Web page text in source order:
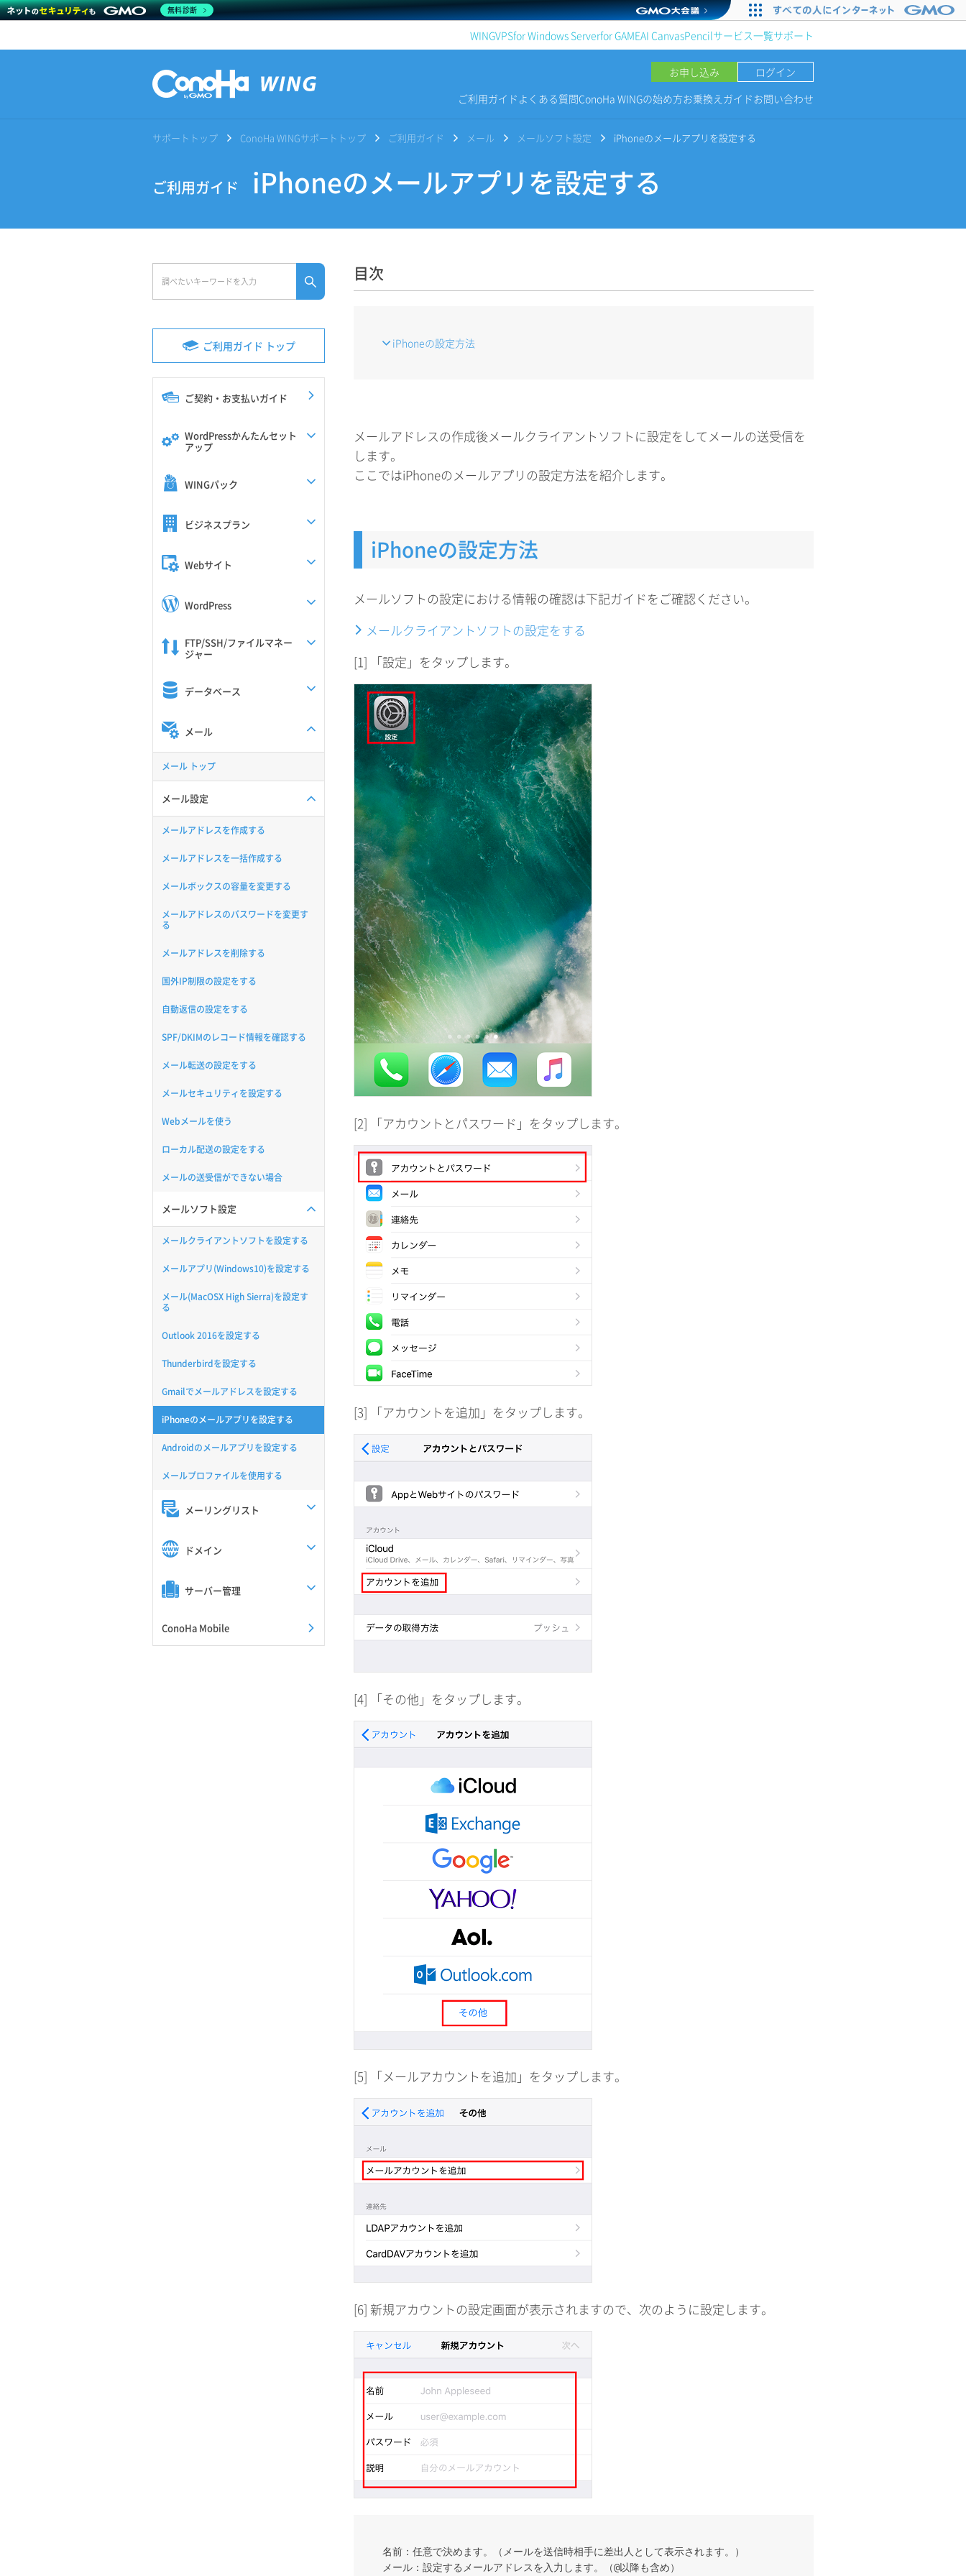
WINGVPSfor Windows Serverfor GAMEAI CanvasPencilサービス一覧サポート
お申し込み
ログイン
ご利用ガイド よくある質問ConoHa WINGの始め方お乗換えガイドお問い合わせ
サポートトップ ConoHa WINGサポートトップ ご利用ガイド メール メールソフト設定 iPhoneのメールアプリを設定する
ご利用ガイド iPhoneのメールアプリを設定する
ご利用ガイド トップ
ご契約・お支払いガイド
WordPressかんたんセット
アップ
WINGパック
ビジネスプラン
Webサイト
WordPress
FTP/SSH/ファイルマネー
ジャー
データベース
メール
メール トップ
メール設定
メールアドレスを作成する
メールアドレスを一括作成する
メールボックスの容量を変更する
メールアドレスのパスワードを変更す
る
メールアドレスを削除する
国外IP制限の設定をする
自動返信の設定をする
SPF/DKIMのレコード情報を確認する
メール転送の設定をする
メールセキュリティを設定する
Webメールを使う
ローカル配送の設定をする
メールの送受信ができない場合
メールソフト設定
メールクライアントソフトを設定する
メールアプリ(Windows10)を設定する
メール(MacOSX High Sierra)を設定す
る
Outlook 2016を設定する
Thunderbirdを設定する
Gmailでメールアドレスを設定する
iPhoneのメールアプリを設定する
Androidのメールアプリを設定する
メールプロファイルを使用する
メーリングリスト
ドメイン
サーバー管理
ConoHa Mobile
目次
iPhoneの設定方法
メールアドレスの作成後メールクライアントソフトに設定をしてメールの送受信を
します。
ここではiPhoneのメールアプリの設定方法を紹介します。
iPhoneの設定方法
メールソフトの設定における情報の確認は下記ガイドをご確認ください。
メールクライアントソフトの設定をする
[1] 「設定」をタップします。
[2] 「アカウントとパスワード」をタップします。
[3] 「アカウントを追加」をタップします。
[4] 「その他」をタップします。
[5] 「メールアカウントを追加」をタップします。
[6] 新規アカウントの設定画面が表示されますので、次のように設定します。
名前 ：任意で決めます。（メールを送信時相手に差出人として表示されます。）
メール ：設定するメールアドレスを入力します。（@以降も含め）
無料診断